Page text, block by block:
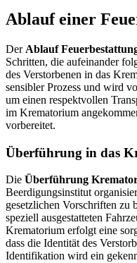
Ablauf einer
Der Ablauf
Schritten, die aufeinander
des Verstorbenen in das
sensibler Prozess und wird
um einen respektvollen
im Krematorium
vorbereitet.
Überführung in das
Die Überführung
Beerdigungsinstitut
gesetzlichen Vorschriften zu
speziell ausgestatteten
Krematorium erfolgt eine
dass die Identität des
Identifikation wird ein